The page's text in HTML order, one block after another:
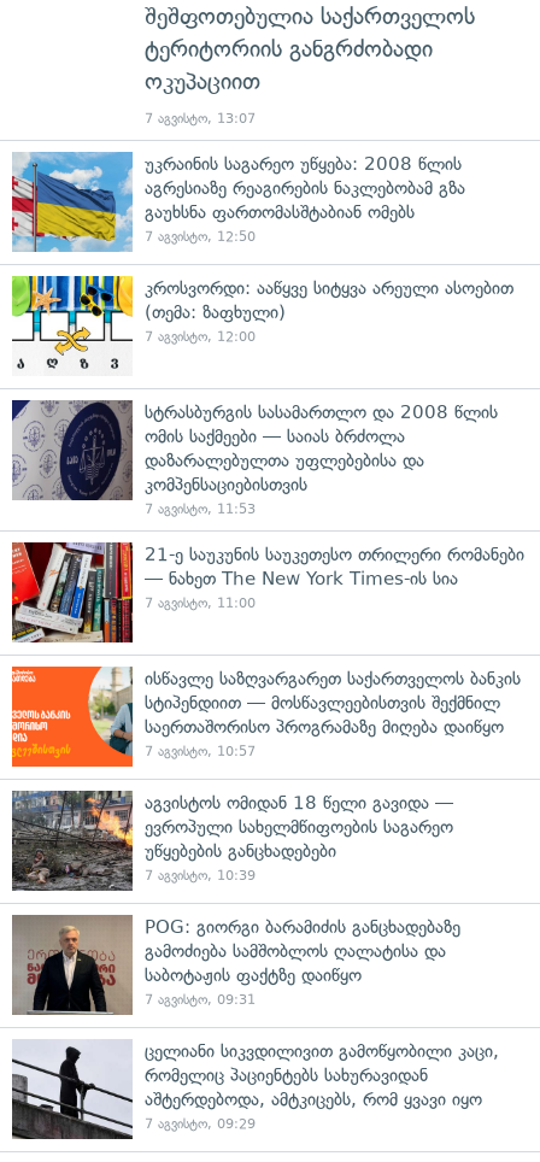
შეშფოთებულია საქართველოს
ტერიტორიის განგრძობადი
ოკუპაციით
7 აგვისტო, 13:07
უკრაინის საგარეო უწყება: 2008 წლის
აგრესიაზე რეაგირების ნაკლებობამ გზა
გაუხსნა ფართომასშტაბიან ომებს
7 აგვისტო, 12:50
კროსვორდი: ააწყვე სიტყვა არეული ასოებით
(თემა: ზაფხული)
7 აგვისტო, 12:00
სტრასბურგის სასამართლო და 2008 წლის
ომის საქმეები — საიას ბრძოლა
დაზარალებულთა უფლებებისა და
კომპენსაციებისთვის
7 აგვისტო, 11:53
21-ე საუკუნის საუკეთესო თრილერი რომანები
— ნახეთ The New York Times-ის სია
7 აგვისტო, 11:00
ისწავლე საზღვარგარეთ საქართველოს ბანკის
სტიპენდიით — მოსწავლეებისთვის შექმნილ
საერთაშორისო პროგრამაზე მიღება დაიწყო
7 აგვისტო, 10:57
აგვისტოს ომიდან 18 წელი გავიდა —
ევროპული სახელმწიფოების საგარეო
უწყებების განცხადებები
7 აგვისტო, 10:39
POG: გიორგი ბარამიძის განცხადებაზე
გამოძიება სამშობლოს ღალატისა და
საბოტაჟის ფაქტზე დაიწყო
7 აგვისტო, 09:31
ცელიანი სიკვდილივით გამოწყობილი კაცი,
რომელიც პაციენტებს სახურავიდან
აშტერდებოდა, ამტკიცებს, რომ ყვავი იყო
7 აგვისტო, 09:29